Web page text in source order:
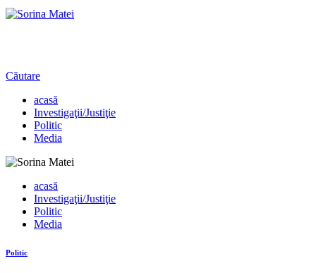
Căutare
acasă
Investigaţii/Justiţie
Politic
Media
acasă
Investigaţii/Justiţie
Politic
Media
Politic